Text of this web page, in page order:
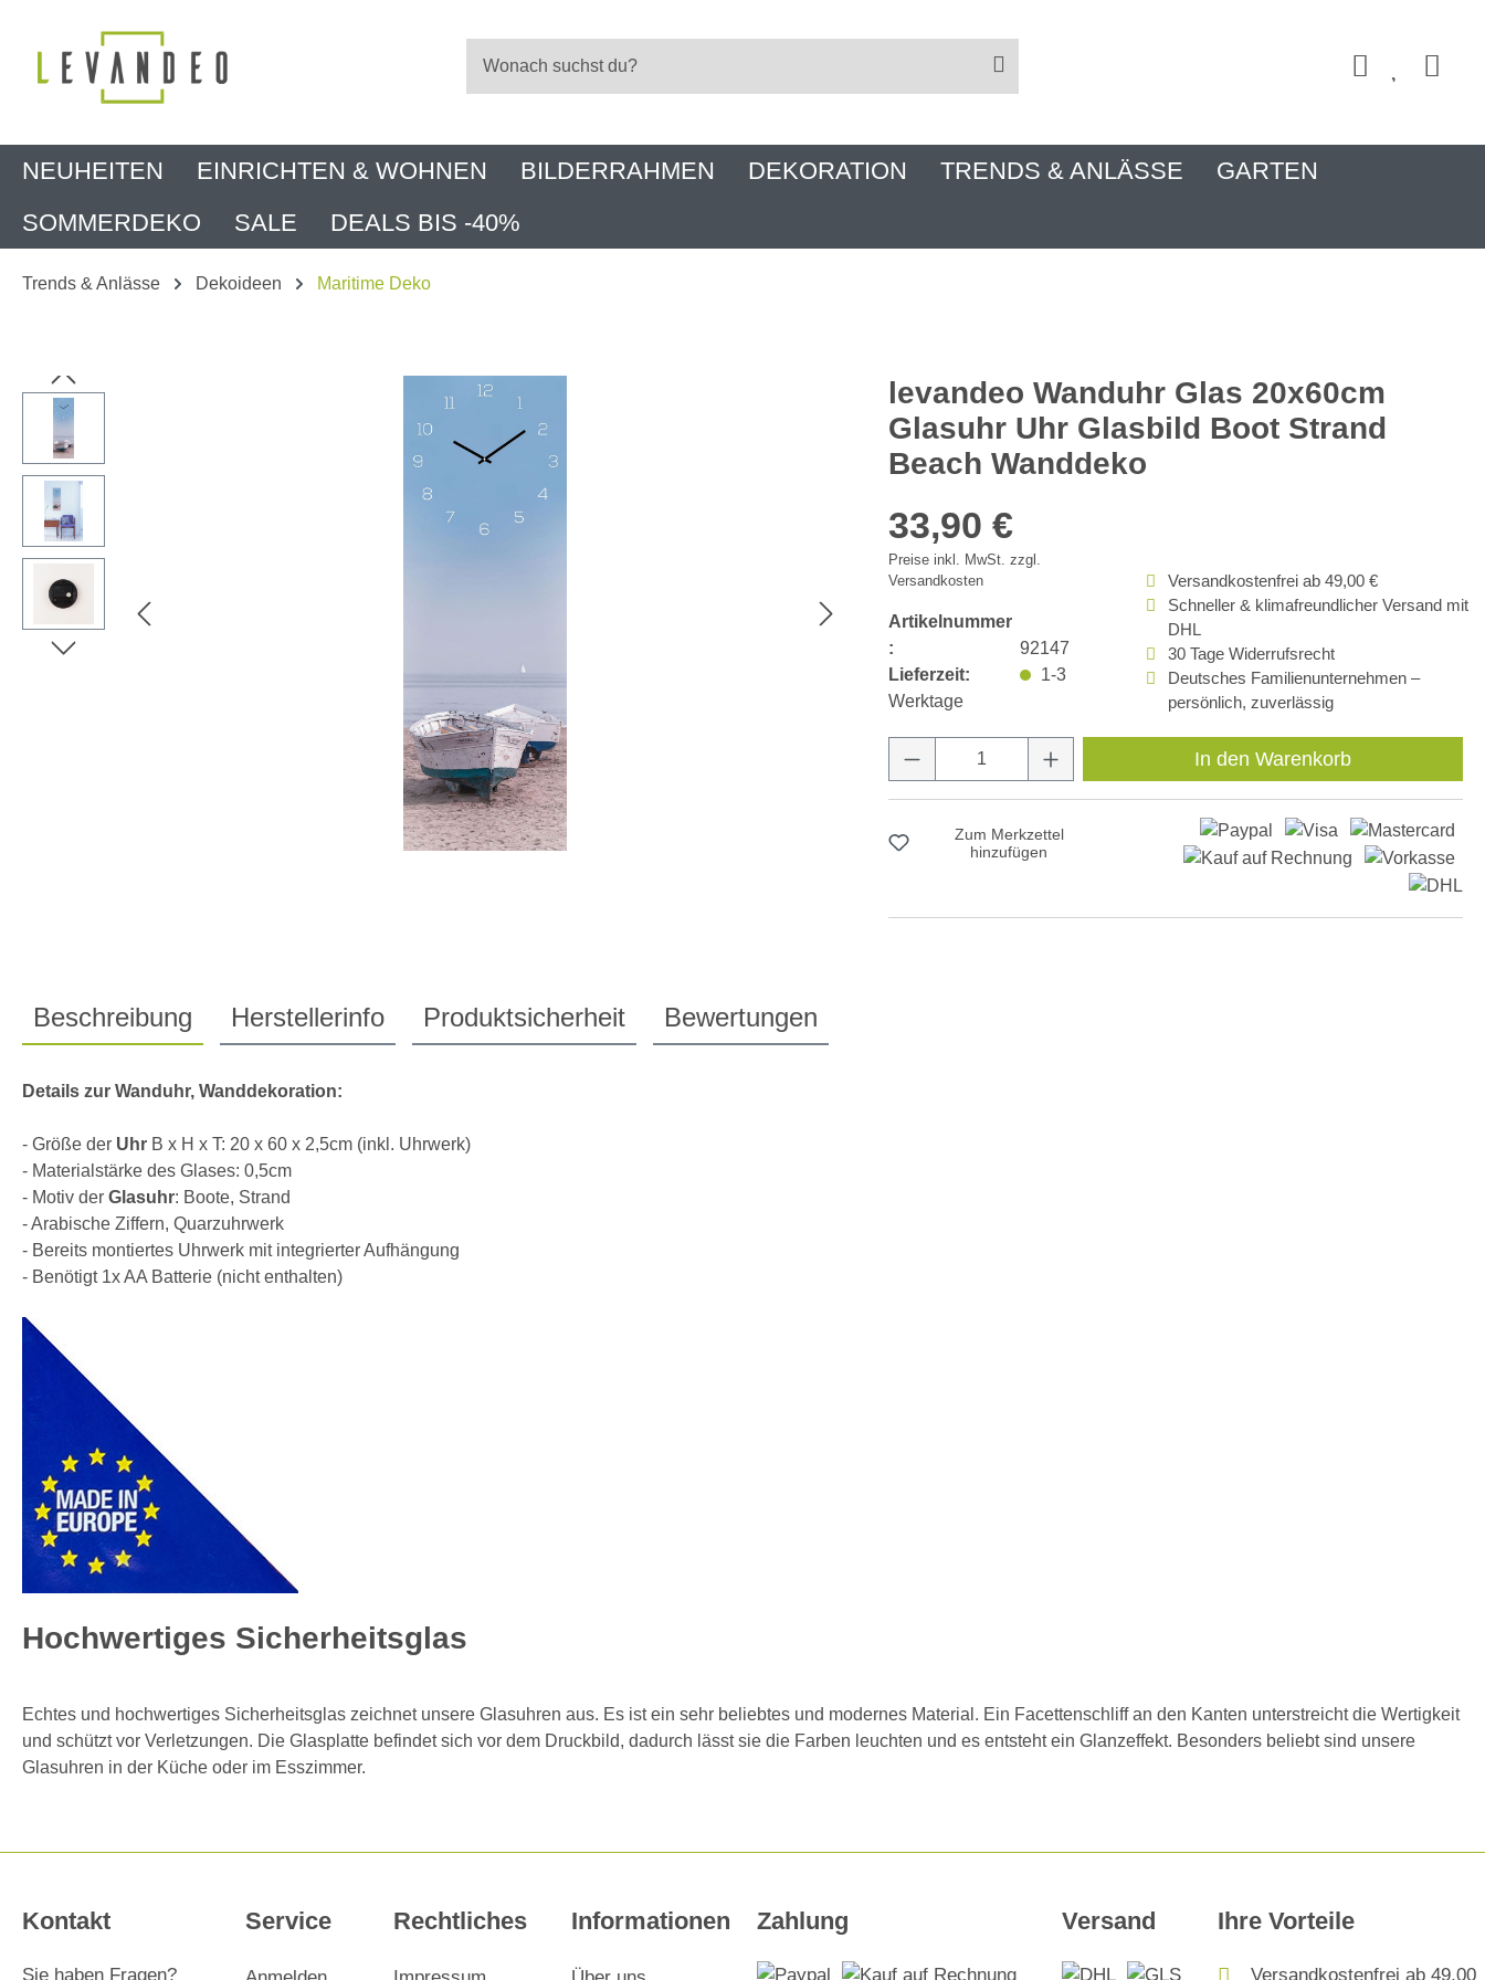
NEUHEITEN EINRICHTEN & WOHNEN BILDERRAHMEN DEKORATION TRENDS & ANLÄSSE
GARTEN
SOMMERDEKO
SALE DEALS BIS -40%
Trends & Anlässe Dekoideen Maritime Deko
Bildergalerie überspringen
levandeo Wanduhr Glas 20x60cm
Glasuhr Uhr Glasbild Boot Strand
Beach Wanddeko
33,90 €
Preise inkl. MwSt. zzgl.
Versandkosten
Artikelnummer
:
92147
Lieferzeit:
1-3
Werktage
Versandkostenfrei ab 49,00 €
Schneller & klimafreundlicher Versand mit
DHL
30 Tage Widerrufsrecht
Deutsches Familienunternehmen –
persönlich, zuverlässig
Produkt Anzahl: Gib den gewünschten Wert ein
In den Warenkorb
Zum Merkzettel
hinzufügen
Beschreibung Herstellerinfo Produktsicherheit Bewertungen
Details zur Wanduhr, Wanddekoration:
- Größe der Uhr B x H x T: 20 x 60 x 2,5cm (inkl. Uhrwerk)
- Materialstärke des Glases: 0,5cm
- Motiv der Glasuhr: Boote, Strand
- Arabische Ziffern, Quarzuhrwerk
- Bereits montiertes Uhrwerk mit integrierter Aufhängung
- Benötigt 1x AA Batterie (nicht enthalten)
Hochwertiges Sicherheitsglas
Echtes und hochwertiges Sicherheitsglas zeichnet unsere Glasuhren aus. Es ist ein sehr beliebtes und modernes Material. Ein Facettenschliff an den Kanten unterstreicht die Wertigkeit
und schützt vor Verletzungen. Die Glasplatte befindet sich vor dem Druckbild, dadurch lässt sie die Farben leuchten und es entsteht ein Glanzeffekt. Besonders beliebt sind unsere
Glasuhren in der Küche oder im Esszimmer.
Kontakt
Sie haben Fragen?
Service Rechtliches Informationen Zahlung Versand Ihre Vorteile
Versandkostenfrei ab 49,00